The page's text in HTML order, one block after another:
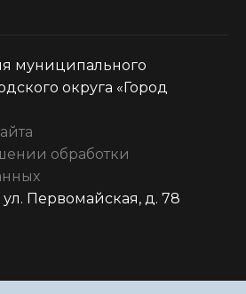
муниципального
округа «Город
обработки
ул. Первомайская, д. 78